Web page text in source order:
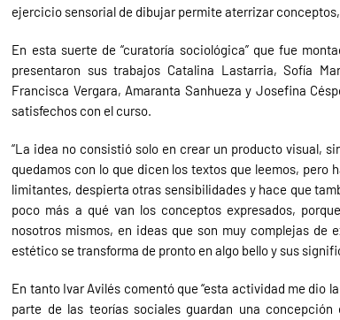
ejercicio sensorial de dibujar permite aterrizar
En esta suerte de “curatoría sociológica” que fue
presentaron sus trabajos Catalina Lastarria, Sofía
Francisca Vergara, Amaranta Sanhueza y Josefina
satisfechos con el curso.
“La idea no consistió solo en crear un producto visual,
quedamos con lo que dicen los textos que leemos,
limitantes, despierta otras sensibilidades y hace que
poco más a qué van los conceptos expresados,
nosotros mismos, en ideas que son muy complejas de
estético se transforma de pronto en algo bello y sus
En tanto Ivar Avilés comentó que “esta actividad me dio
parte de las teorías sociales guardan una